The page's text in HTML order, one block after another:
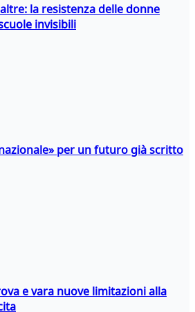
la resistenza delle donne
invisibili
per un futuro già scritto
e vara nuove limitazioni alla